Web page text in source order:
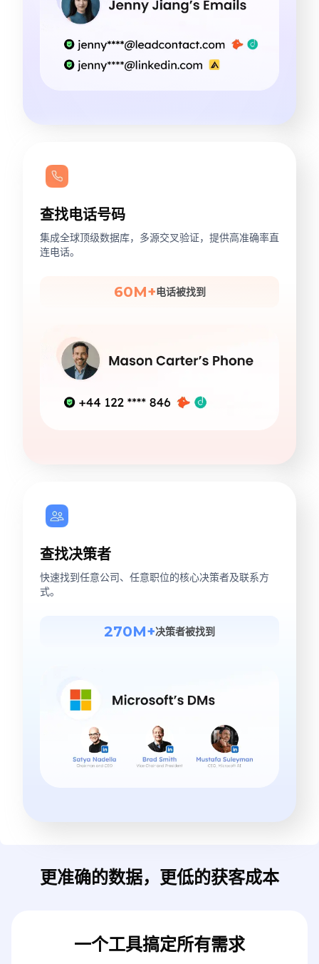
查找电话号码
集成全球顶级数据库，多源交叉验证，提供高准确率直
连电话。
60M+电话被找到
查找决策者
快速找到任意公司、任意职位的核心决策者及联系方
式。
270M+决策者被找到
更准确的数据，更低的获客成本
一个工具搞定所有需求